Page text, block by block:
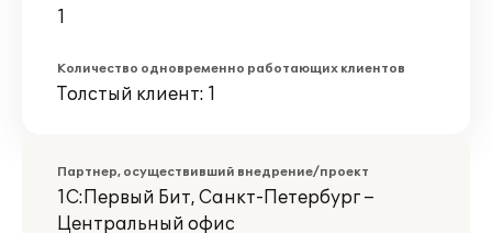
1
Количество одновременно работающих клиентов
Толстый клиент: 1
Партнер, осуществивший внедрение/проект
1С:Первый Бит, Санкт-Петербург –
Центральный офис